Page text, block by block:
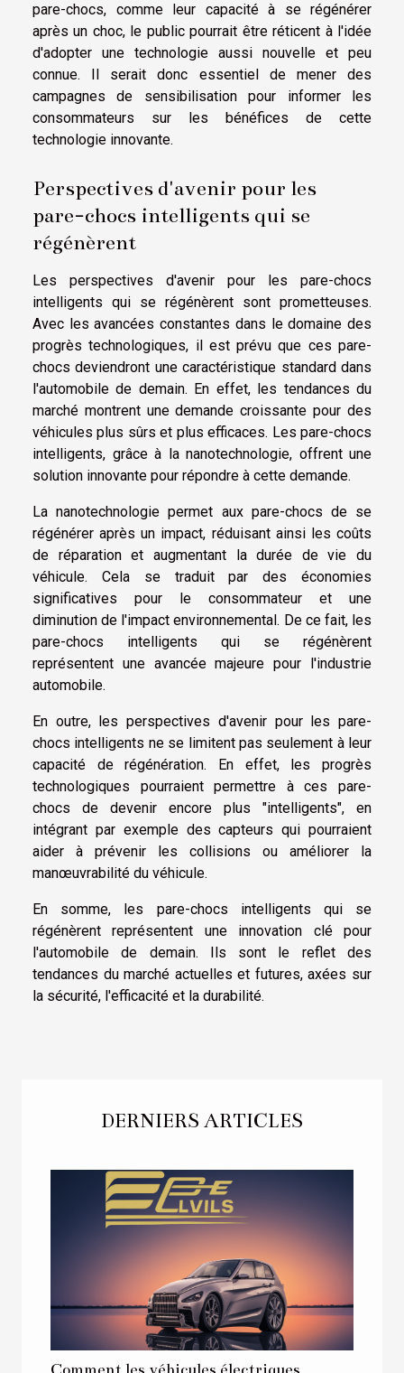
pare-chocs, comme leur capacité à se régénérer
après un choc, le public pourrait être réticent à l'idée
d'adopter une technologie aussi nouvelle et peu
connue. Il serait donc essentiel de mener des
campagnes de sensibilisation pour informer les
consommateurs sur les bénéfices de cette
technologie innovante.
Perspectives d'avenir pour les
pare-chocs intelligents qui se
régénèrent
Les perspectives d'avenir pour les pare-chocs
intelligents qui se régénèrent sont prometteuses.
Avec les avancées constantes dans le domaine des
progrès technologiques, il est prévu que ces pare-
chocs deviendront une caractéristique standard dans
l'automobile de demain. En effet, les tendances du
marché montrent une demande croissante pour des
véhicules plus sûrs et plus efficaces. Les pare-chocs
intelligents, grâce à la nanotechnologie, offrent une
solution innovante pour répondre à cette demande.
La nanotechnologie permet aux pare-chocs de se
régénérer après un impact, réduisant ainsi les coûts
de réparation et augmentant la durée de vie du
véhicule. Cela se traduit par des économies
significatives pour le consommateur et une
diminution de l'impact environnemental. De ce fait, les
pare-chocs intelligents qui se régénèrent
représentent une avancée majeure pour l'industrie
automobile.
En outre, les perspectives d'avenir pour les pare-
chocs intelligents ne se limitent pas seulement à leur
capacité de régénération. En effet, les progrès
technologiques pourraient permettre à ces pare-
chocs de devenir encore plus "intelligents", en
intégrant par exemple des capteurs qui pourraient
aider à prévenir les collisions ou améliorer la
manœuvrabilité du véhicule.
En somme, les pare-chocs intelligents qui se
régénèrent représentent une innovation clé pour
l'automobile de demain. Ils sont le reflet des
tendances du marché actuelles et futures, axées sur
la sécurité, l'efficacité et la durabilité.
DERNIERS ARTICLES